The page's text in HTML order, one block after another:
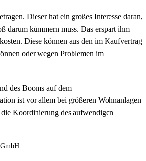
Dieser hat ein großes Interesse daran,
darum kümmern muss. Das erspart ihm
Diese können aus den im Kaufvertrag
oder wegen Problemen im
des Booms auf dem
ist vor allem bei größeren Wohnanlagen
Koordinierung des aufwendigen